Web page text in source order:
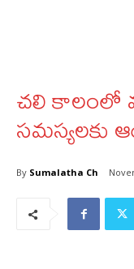
చలి కాలంలో
సమస్యలకు
By Sumalatha Ch